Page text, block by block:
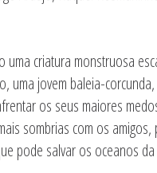
uma criatura monstruosa
uma jovem baleia-
os seus maiores
sombrias com os
pode salvar os oceanos